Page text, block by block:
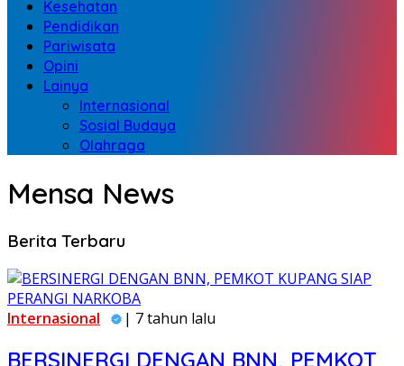
Kesehatan
Pendidikan
Pariwisata
Opini
Lainya
Internasional
Sosial Budaya
Olahraga
Mensa News
Berita Terbaru
Internasional | 7 tahun lalu
BERSINERGI DENGAN BNN, PEMKOT